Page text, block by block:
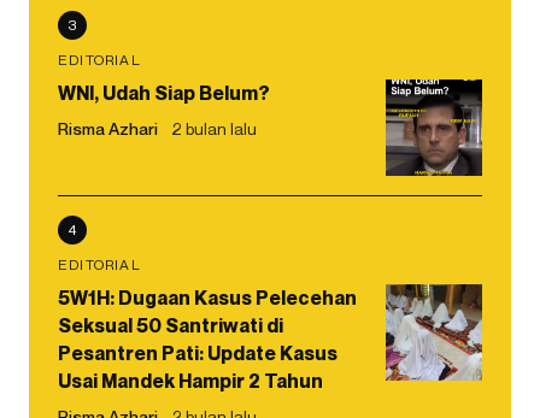
3
EDITORIAL
WNI, Udah Siap Belum?
Risma Azhari 2 bulan lalu
4
EDITORIAL
5W1H: Dugaan Kasus Pelecehan
Seksual 50 Santriwati di
Pesantren Pati: Update Kasus
Usai Mandek Hampir 2 Tahun